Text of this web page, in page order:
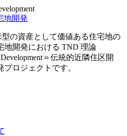
地開発
の資産として価値ある住宅地の
地開発における TND 理論
Development＝伝統的近隣住区開
ロジェクトです。